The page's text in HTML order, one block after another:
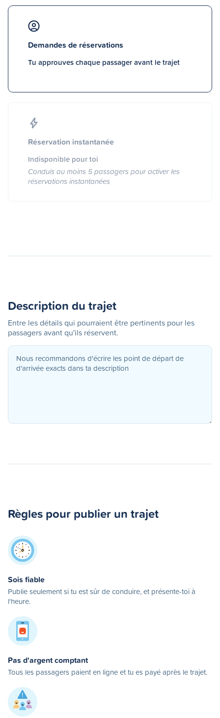
Demandes de réservations
Tu approuves chaque passager avant le trajet
Réservation instantanée
Indisponible pour toi
Conduis au moins 5 passagers pour activer les
réservations instantanées
Description du trajet
Entre les détails qui pourraient être pertinents pour les
passagers avant qu'ils réservent.
Règles pour publier un trajet
Sois fiable
Publie seulement si tu est sûr de conduire, et présente-toi à
l'heure.
Pas d'argent comptant
Tous les passagers paient en ligne et tu es payé après le trajet.